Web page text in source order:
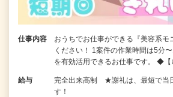
仕事内容
おうちでお仕事ができる『美容系モ
ください！ 1案件の作業時間は5分
を有効活用できるお仕事です。 ◆
給与
完全出来高制 ★謝礼は、最短で当
す！